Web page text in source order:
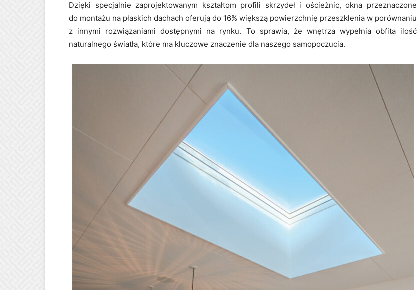
Dzięki specjalnie zaprojektowanym kształtom profili skrzydeł i ościeżnic, okna przeznaczone
do montażu na płaskich dachach oferują do 16% większą powierzchnię przeszklenia w porównaniu
z innymi rozwiązaniami dostępnymi na rynku. To sprawia, że wnętrza wypełnia obfita ilość
naturalnego światła, które ma kluczowe znaczenie dla naszego samopoczucia.